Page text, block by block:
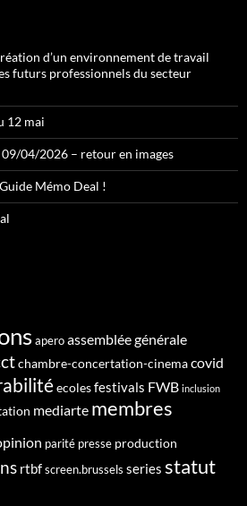
d’un environnement de travail
futurs professionnels du secteur
12 mai
04/2026 – retour en images
Mémo Deal !
apero assemblée générale
chambre-concertation-cinemacovid
ecolesfestivals FWB inclusion
mediarte membres
parité presse production
rtbf screen.brussels series statut